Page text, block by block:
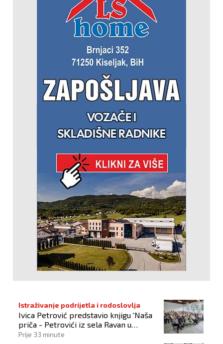
Istraživanje podrijetla i rodoslovlja
Ivica Petrović predstavio knjigu 'Naša
priča - Petrovići iz sela Ravan u
Busovači'
Prije 33 minute